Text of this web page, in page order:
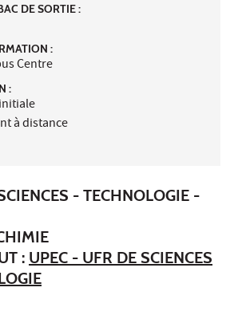
DE SORTIE :
:
Centre
:
à distance
- TECHNOLOGIE -
: UPEC - UFR DE SCIENCES